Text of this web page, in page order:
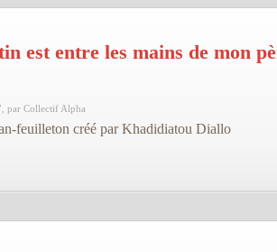
est entre les mains de mon
par Collectif Alpha
feuilleton créé par Khadidiatou Diallo